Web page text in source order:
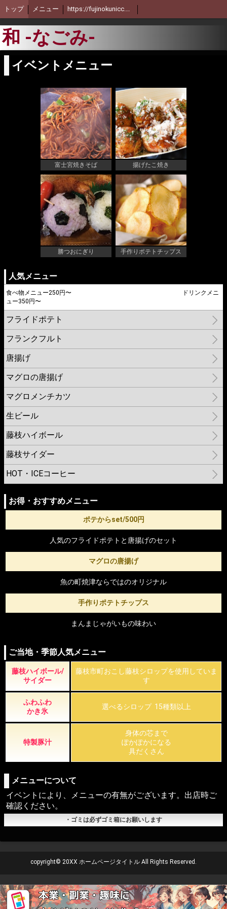
トップ メニュー https://fujinokunicc.crayonsite.info/
和 -なごみ-
イベントメニュー
富士宮焼きそば 揚げたこ焼き
勝つおにぎり 手作りポテトチップス
人気メニュー
食べ物メニュー250円〜 ドリンクメニ
ュー350円〜
フライドポテト
フランクフルト
唐揚げ
マグロの唐揚げ
マグロメンチカツ
生ビール
藤枝ハイボール
藤枝サイダー
HOT・ICEコーヒー
お得・おすすめメニュー
ポテからset/500円
人気のフライドポテトと唐揚げのセット
マグロの唐揚げ
魚の町焼津ならではのオリジナル
手作りポテトチップス
まんまじゃがいもの味わい
ご当地・季節人気メニュー
藤枝ハイボール/
サイダー
藤枝市町おこし藤枝シロップを使用していま
す
ふわふわ
かき氷
選べるシロップ 15種類以上
特製豚汁
身体の芯まで
ぽかぽかになる
具だくさん
メニューについて
イベントにより、メニューの有無がございます。出店時ご
確認ください。
・ゴミは必ずゴミ箱にお願いします
copyright© 20XX ホームページタイトル All Rights Reserved.